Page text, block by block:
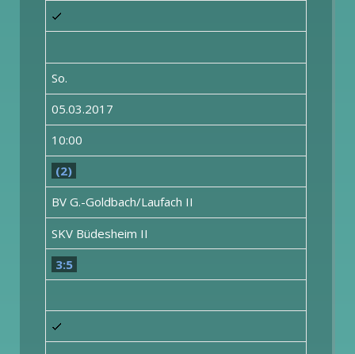
So.
05.03.2017
10:00
(2)
BV G.-Goldbach/Laufach II
SKV Büdesheim II
3:5